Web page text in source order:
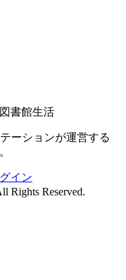
図書館生活
ーションが運営する
イン
Rights Reserved.